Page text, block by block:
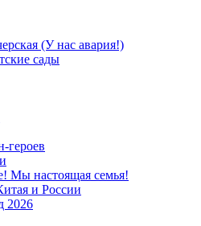
(У нас авария!)
сады
героев
Мы настоящая семья!
и России
2026